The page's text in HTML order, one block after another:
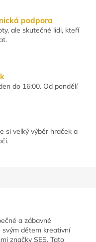
podpora
ale skutečné lidi, kteří
do 16:00. Od pondělí
si velký výběr hraček a
a zábavné
svým dětem kreativní
značky SES. Tato